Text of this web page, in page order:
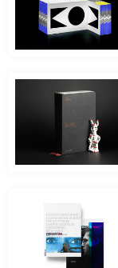
金融-品牌策划 科
农业-品牌策划 文
游戏-品牌策划 咨
活
家具-品牌策划 建